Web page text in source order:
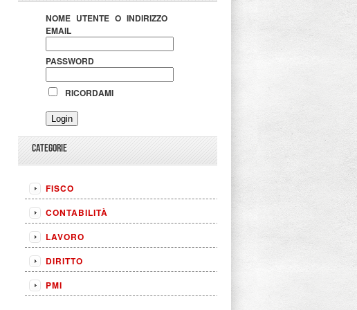
NOME UTENTE O INDIRIZZO
EMAIL
PASSWORD
RICORDAMI
CATEGORIE
FISCO
CONTABILITÀ
LAVORO
DIRITTO
PMI